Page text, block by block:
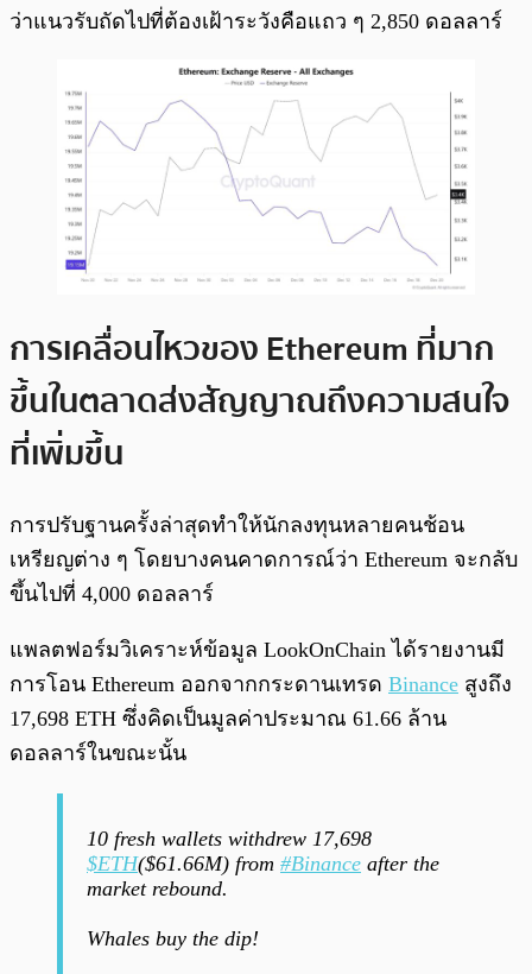
ว่าแนวรับถัดไปที่ต้องเฝ้าระวังคือแถว ๆ 2,850 ดอลลาร์
การเคลื่อนไหวของ Ethereum ที่มาก
ขึ้นในตลาดส่งสัญญาณถึงความสนใจ
ที่เพิ่มขึ้น
การปรับฐานครั้งล่าสุดทำให้นักลงทุนหลายคนช้อน
เหรียญต่าง ๆ โดยบางคนคาดการณ์ว่า Ethereum จะกลับ
ขึ้นไปที่ 4,000 ดอลลาร์
แพลตฟอร์มวิเคราะห์ข้อมูล LookOnChain ได้รายงานมี
การโอน Ethereum ออกจากกระดานเทรด Binance สูงถึง
17,698 ETH ซึ่งคิดเป็นมูลค่าประมาณ 61.66 ล้าน
ดอลลาร์ในขณะนั้น
10 fresh wallets withdrew 17,698
$ETH($61.66M) from #Binance after the
market rebound.
Whales buy the dip!